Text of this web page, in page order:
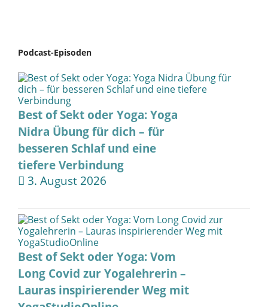
Podcast-Episoden
Best of Sekt oder Yoga: Yoga
Nidra Übung für dich – für
besseren Schlaf und eine
tiefere Verbindung
3. August 2026
Best of Sekt oder Yoga: Vom
Long Covid zur Yogalehrerin –
Lauras inspirierender Weg mit